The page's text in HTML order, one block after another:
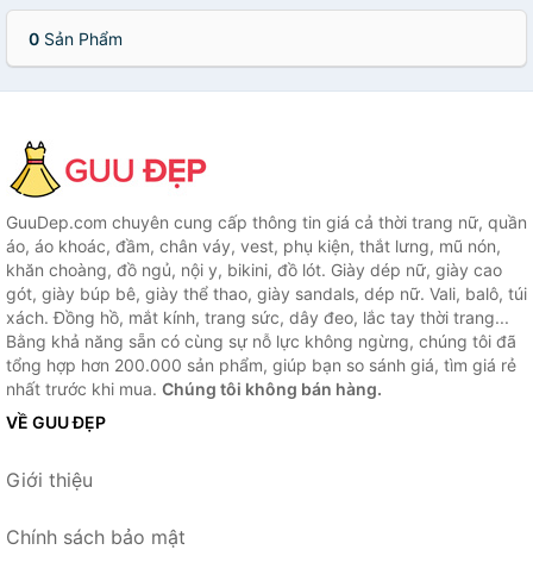
0 Sản Phẩm
GuuDep.com chuyên cung cấp thông tin giá cả thời trang nữ, quần
áo, áo khoác, đầm, chân váy, vest, phụ kiện, thắt lưng, mũ nón,
khăn choàng, đồ ngủ, nội y, bikini, đồ lót. Giày dép nữ, giày cao
gót, giày búp bê, giày thể thao, giày sandals, dép nữ. Vali, balô, túi
xách. Đồng hồ, mắt kính, trang sức, dây đeo, lắc tay thời trang...
Bằng khả năng sẵn có cùng sự nỗ lực không ngừng, chúng tôi đã
tổng hợp hơn 200.000 sản phẩm, giúp bạn so sánh giá, tìm giá rẻ
nhất trước khi mua. Chúng tôi không bán hàng.
VỀ GUU ĐẸP
Giới thiệu
Chính sách bảo mật